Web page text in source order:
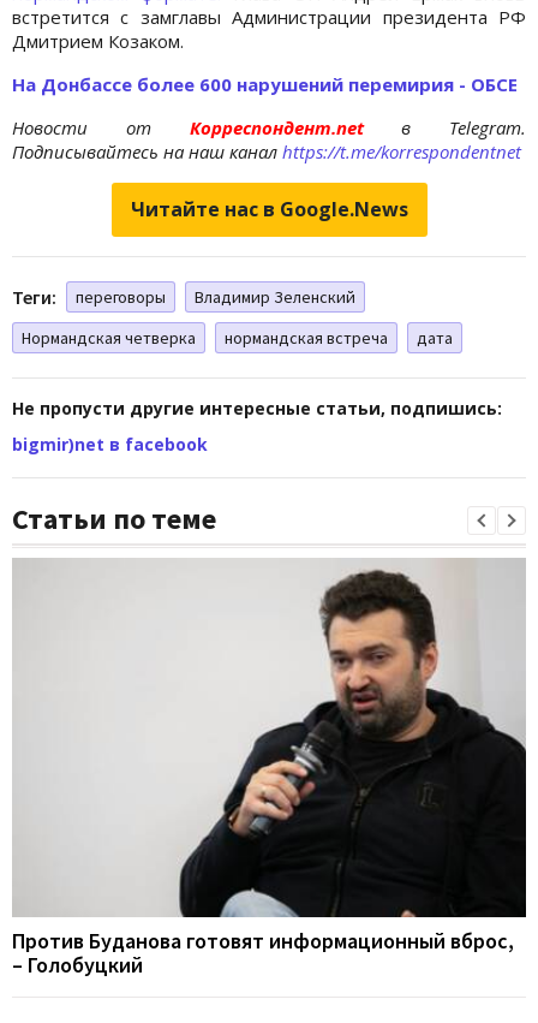
встретится с замглавы Администрации президента РФ
Дмитрием Козаком.
На Донбассе более 600 нарушений перемирия - ОБСЕ
Новости отКорреспондент.netв Telegram.
Подписывайтесь на наш канал https://t.me/korrespondentnet
Читайте нас в Google.News
Теги: переговоры
Владимир Зеленский
Нормандская четверка
нормандская встреча дата
Не пропусти другие интересные статьи, подпишись:
bigmir)net в facebook
Статьи по теме
Против Буданова готовят информационный вброс,
– Голобуцкий